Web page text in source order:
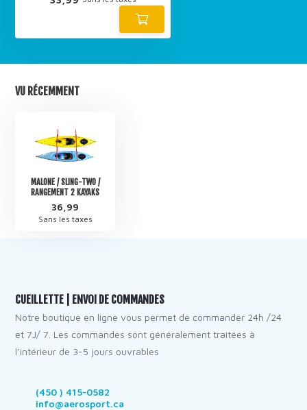
VU RÉCEMMENT
MALONE / SLING-TWO /
RANGEMENT 2 KAYAKS
36,99
Sans les taxes
CUEILLETTE | ENVOI DE COMMANDES
Notre boutique en ligne vous permet de commander 24h /24
et 7J/ 7. Les commandes sont généralement traitées à
l’intérieur de 3-5 jours ouvrables
(450 ) 415-0582
info@aerosport.ca